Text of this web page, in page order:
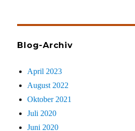
Blog-Archiv
April 2023
August 2022
Oktober 2021
Juli 2020
Juni 2020